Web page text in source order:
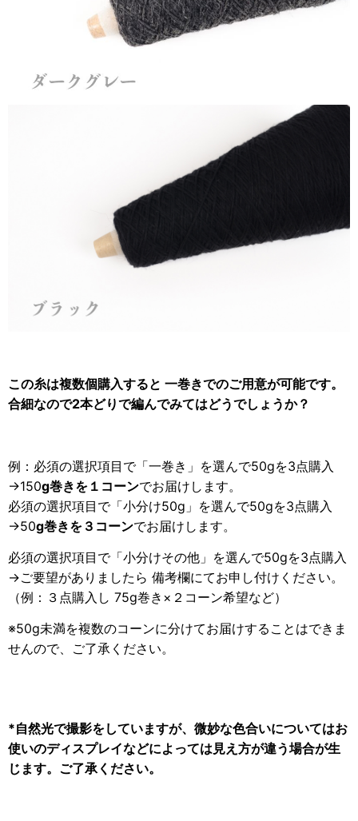
この糸は複数個購入すると 一巻きでのご用意が可能です。
合細なので2本どりで編んでみてはどうでしょうか？
例：必須の選択項目で「一巻き」を選んで50gを3点購入
→150g巻きを１コーンでお届けします。
必須の選択項目で「小分け50g」を選んで50gを3点購入
→50g巻きを３コーンでお届けします。
必須の選択項目で「小分けその他」を選んで50gを3点購入
→ご要望がありましたら 備考欄にてお申し付けください。
（例：３点購入し 75g巻き×２コーン希望など）
※50g未満を複数のコーンに分けてお届けすることはできま
せんので、ご了承ください。
*自然光で撮影をしていますが、微妙な色合いについてはお
使いのディスプレイなどによっては見え方が違う場合が生
じます。ご了承ください。